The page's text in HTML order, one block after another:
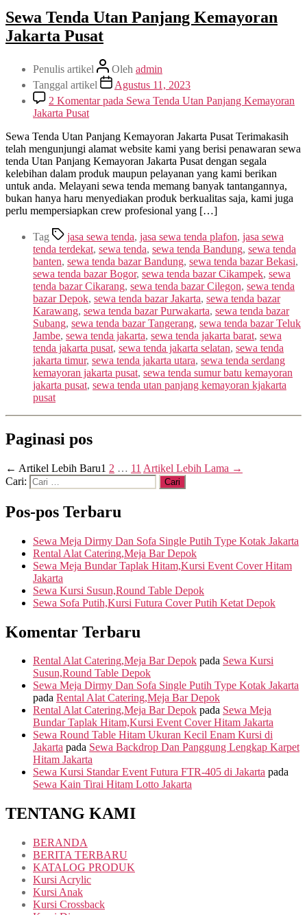
Sewa Tenda Utan Panjang Kemayoran
Jakarta Pusat
Penulis artikel Oleh admin
Tanggal artikel
Agustus 11, 2023
2 Komentarpada Sewa Tenda Utan Panjang Kemayoran
Jakarta Pusat
Sewa Tenda Utan Panjang Kemayoran Jakarta Pusat Terimakasih
telah mengunjungi alamat website kami yang berisi penawaran sewa
tenda Utan Panjang Kemayoran Jakarta Pusat dengan segala
kelebihan dalam produk maupun pelayanan yang kami berikan
untuk anda. Melayani sewa tenda memang banyak tantangannya,
bukan hanya haru menyediakan produk berkualitas saja, kami juga
perlu mempersiapkan crew profesional yang […]
Tag jasa sewa tenda, jasa sewa tenda plafon, jasa sewa
tenda terdekat, sewa tenda, sewa tenda Bandung, sewa tenda
banten, sewa tenda bazar Bandung, sewa tenda bazar Bekasi,
sewa tenda bazar Bogor, sewa tenda bazar Cikampek, sewa
tenda bazar Cikarang, sewa tenda bazar Cilegon, sewa tenda
bazar Depok, sewa tenda bazar Jakarta, sewa tenda bazar
Karawang, sewa tenda bazar Purwakarta, sewa tenda bazar
Subang, sewa tenda bazar Tangerang, sewa tenda bazar Teluk
Jambe, sewa tenda jakarta, sewa tenda jakarta barat, sewa
tenda jakarta pusat, sewa tenda jakarta selatan, sewa tenda
jakarta timur, sewa tenda jakarta utara, sewa tenda serdang
kemayoran jakarta pusat, sewa tenda sumur batu kemayoran
jakarta pusat, sewa tenda utan panjang kemayoran kjakarta
pusat
Paginasi pos
← Artikel Lebih Baru1 2 … 11 Artikel Lebih Lama →
Cari:
Pos-pos Terbaru
Sewa Meja Dirmy Dan Sofa Single Putih Type Kotak Jakarta
Rental Alat Catering,Meja Bar Depok
Sewa Meja Bundar Taplak Hitam,Kursi Event Cover Hitam
Jakarta
Sewa Kursi Susun,Round Table Depok
Sewa Sofa Putih,Kursi Futura Cover Putih Ketat Depok
Komentar Terbaru
Rental Alat Catering,Meja Bar Depok pada Sewa Kursi
Susun,Round Table Depok
Sewa Meja Dirmy Dan Sofa Single Putih Type Kotak Jakarta
pada Rental Alat Catering,Meja Bar Depok
Rental Alat Catering,Meja Bar Depok pada Sewa Meja
Bundar Taplak Hitam,Kursi Event Cover Hitam Jakarta
Sewa Round Table Hitam Ukuran Kecil Enam Kursi di
Jakarta pada Sewa Backdrop Dan Panggung Lengkap Karpet
Hitam Jakarta
Sewa Kursi Standar Event Futura FTR-405 di Jakarta pada
Sewa Kain Tirai Hitam Lotto Jakarta
TENTANG KAMI
BERANDA
BERITA TERBARU
KATALOG PRODUK
Kursi Acrylic
Kursi Anak
Kursi Crossback